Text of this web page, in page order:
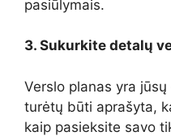
pasiūlymais.
3. Sukurkite detalų
Verslo planas yra
turėtų būti aprašyta,
kaip pasieksite savo